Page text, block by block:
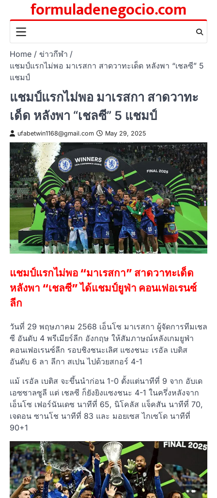
content
formuladenegocio.com
Home
ข่าวกีฬา
แชมป์แรกไม่พอ มาเรสกา สาดวาทะเด็ด หลังพา “เชลซี” 5
แชมป์
แชมป์แรกไม่พอ มาเรสกา สาดวาทะ
เด็ด หลังพา “เชลซี” 5 แชมป์
ufabetwin1168@gmail.com May 29, 2025
แชมป์แรกไม่พอ “มาเรสกา” สาดวาทะเด็ด
หลังพา “เชลซี” ได้แชมป์ยูฟ่า คอนเฟอเรนซ์
ลีก
วันที่ 29 พฤษภาคม 2568 เอ็นโซ มาเรสกา ผู้จัดการทีมเชล
ซี อันดับ 4 พรีเมียร์ลีก อังกฤษ ให้สัมภาษณ์หลังเกมยูฟ่า
คอนเฟอเรนซ์ลีก รอบชิงชนะเลิศ แซงชนะ เรอัล เบติส
อันดับ 6 ลา ลีกา สเปน ไปด้วยสกอร์ 4-1
แม้ เรอัล เบติส จะขึ้นนำก่อน 1-0 ตั้งแต่นาทีที่ 9 จาก อับเด
เอซซาลซูลี แต่ เชลซี ก็ยังยิงแซงชนะ 4-1 ในครึ่งหลังจาก
เอ็นโซ เฟอร์นันเดซ นาทีที่ 65, นิโคลัส แจ็คสัน นาทีที่ 70,
เจดอน ซานโช นาทีที่ 83 และ มอยเซส ไกเซโด นาทีที่
90+1